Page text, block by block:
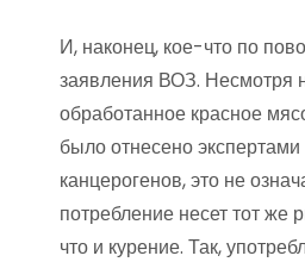
И, наконец, кое-что по
заявления ВОЗ. Несмотря
обработанное красное
было отнесено
канцерогенов, это не
потребление несет тот же
что и курение. Так,